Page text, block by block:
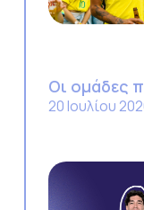
Οι ομάδες
20 Ιουλίου